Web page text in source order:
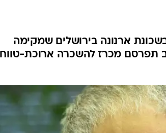
ארנונה בירושלים שמקימה
תפרסם מכרז להשכרה ארוכת-טווח